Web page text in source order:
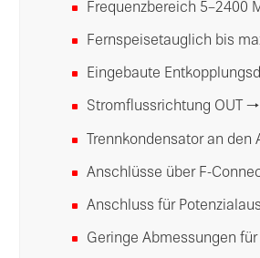
Frequenzbereich 5–2400
Fernspeisetauglich bis
Eingebaute
Stromflussrichtung OUT →
Trennkondensator an
Anschlüsse über F-
Anschluss für
Geringe Abmessungen